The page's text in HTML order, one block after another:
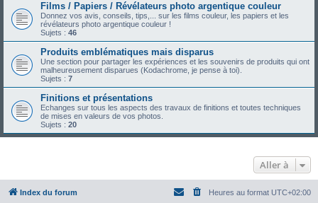
Films / Papiers / Révélateurs photo argentique couleur
Donnez vos avis, conseils, tips,... sur les films couleur, les papiers et les
révélateurs photo argentique couleur !
Sujets : 46
Produits emblématiques mais disparus
Une section pour partager les expériences et les souvenirs de produits qui ont
malheureusement disparues (Kodachrome, je pense à toi).
Sujets : 7
Finitions et présentations
Echanges sur tous les aspects des travaux de finitions et toutes techniques
de mises en valeurs de vos photos.
Sujets : 20
Aller à
Index du forum Heures au format UTC+02:00